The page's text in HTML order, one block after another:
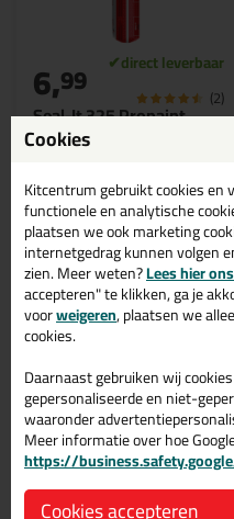
Seal-It 325 Propaint
600ml
Propaint in 600ml worst
6,99 (2)
Bekijken
Cookies
Kitcentrum gebruikt cookies en
functionele en analytische
plaatsen we ook marketing
internetgedrag kunnen volgen
zien. Meer weten?Lees hier
accepteren" te klikken, ga je
voorweigeren, plaatsen we
cookies.
Daarnaast gebruiken wij
gepersonaliseerde en niet-
waaronder
Meer informatie over hoe
https://
Cookies accepteren